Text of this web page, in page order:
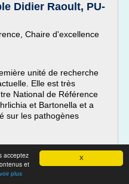
X
acceptez
et
plus
Didier Raoult, PU-
Chaire d'excellence
unité de recherche
Elle est très
National de Référence
et Bartonella et a
sur les pathogènes